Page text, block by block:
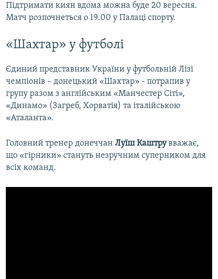
Підтримати киян вдома можна буде 20 вересня.
Матч розпочнеться о 19.00 у Палаці спорту.
«Шахтар» у футболі
Єдиний представник України у футбольній Лізі
чемпіонів – донецький «Шахтар» - потрапив у
групу разом з англійським «Манчестер Сіті»,
«Динамо» (Загреб, Хорватія) та італійською
«Аталанта».
Головний тренер донеччан Луїш Каштрувважає,
що «гірники» стануть незручним суперником для
всіх команд.